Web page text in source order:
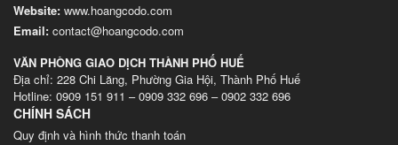
Website: www.hoangcodo.com
Email: contact@hoangcodo.com
VĂN PHÒNG GIAO DỊCH THÀNH PHỐ HUẾ
Địa chỉ: 228 Chi Lăng, Phường Gia Hội, Thành Phố Huế
Hotline: 0909 151 911 – 0909 332 696 – 0902 332 696
CHÍNH SÁCH
Quy định và hình thức thanh toán